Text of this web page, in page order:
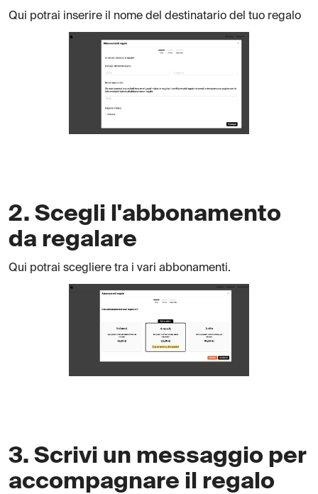
Qui potrai inserire il nome del destinatario del tuo regalo
2. Scegli l'abbonamento
da regalare
Qui potrai scegliere tra i vari abbonamenti.
3. Scrivi un messaggio per
accompagnare il regalo